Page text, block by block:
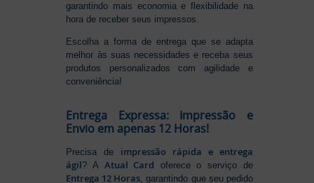
garantindo mais economia e flexibilidade na
hora de receber seus impressos.
Escolha a forma de entrega que se adapta
melhor às suas necessidades e receba seus
produtos personalizados com agilidade e
conveniência!
Entrega Expressa: Impressão e
Envio em apenas 12 Horas!
Precisa de impressão rápida e entrega
ágil? A Atual Card oferece o serviço de
Entrega 12 Horas , garantindo que seu pedido